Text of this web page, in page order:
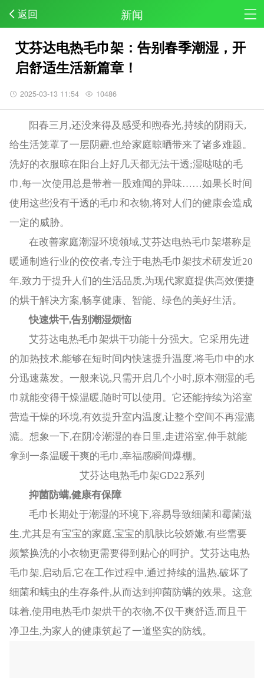
返回 新闻
艾芬达电热毛巾架：告别春季潮湿，开
启舒适生活新篇章！
2025-03-13 11:54 10486
阳春三月,还没来得及感受和煦春光,持续的阴雨天,
给生活笼罩了一层阴霾,也给家庭晾晒带来了诸多难题。
洗好的衣服晾在阳台上好几天都无法干透;湿哒哒的毛
巾,每一次使用总是带着一股难闻的异味……如果长时间
使用这些没有干透的毛巾和衣物,将对人们的健康会造成
一定的威胁。
在改善家庭潮湿环境领域,艾芬达电热毛巾架堪称是
暖通制造行业的佼佼者,专注于电热毛巾架技术研发近20
年,致力于提升人们的生活品质,为现代家庭提供高效便捷
的烘干解决方案,畅享健康、智能、绿色的美好生活。
快速烘干,告别潮湿烦恼
艾芬达电热毛巾架烘干功能十分强大。它采用先进
的加热技术,能够在短时间内快速提升温度,将毛巾中的水
分迅速蒸发。一般来说,只需开启几个小时,原本潮湿的毛
巾就能变得干燥温暖,随时可以使用。它还能持续为浴室
营造干燥的环境,有效提升室内温度,让整个空间不再湿漉
漉。想象一下,在阴冷潮湿的春日里,走进浴室,伸手就能
拿到一条温暖干爽的毛巾,幸福感瞬间爆棚。
艾芬达电热毛巾架GD22系列
抑菌防螨,健康有保障
毛巾长期处于潮湿的环境下,容易导致细菌和霉菌滋
生,尤其是有宝宝的家庭,宝宝的肌肤比较娇嫩,有些需要
频繁换洗的小衣物更需要得到贴心的呵护。艾芬达电热
毛巾架,启动后,它在工作过程中,通过持续的温热,破坏了
细菌和螨虫的生存条件,从而达到抑菌防螨的效果。这意
味着,使用电热毛巾架烘干的衣物,不仅干爽舒适,而且干
净卫生,为家人的健康筑起了一道坚实的防线。